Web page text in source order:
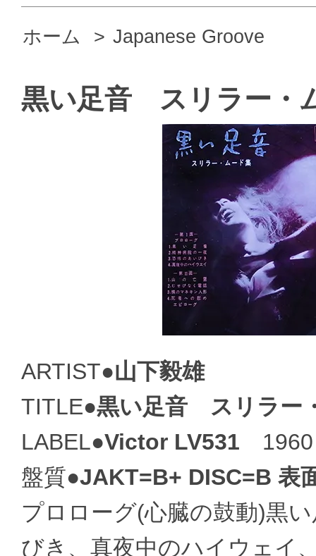
ホーム > Japanese Groove
黒い足音 スリラー・
ARTIST●山下毅雄
TITLE●黒い足音 スリラー
LABEL●Victor LV531 1960
盤質●JAKT=B+ DISC=B 表
プロローグ(心臓の鼓動)黒
びき、真夜中のハイウェイ